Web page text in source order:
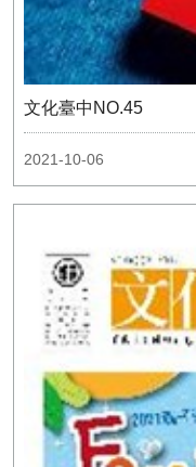
文化臺中NO.45
2021-10-06